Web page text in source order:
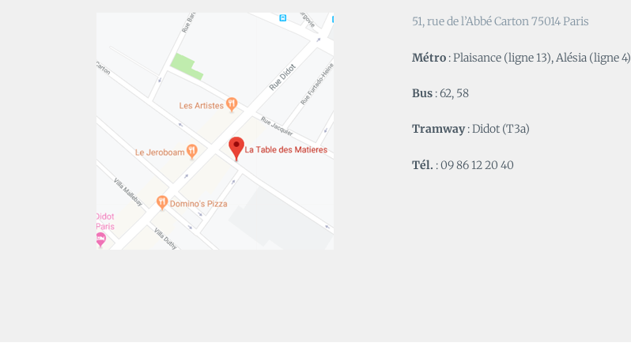
51, rue de l’Abbé Carton 75014 Paris
Métro : Plaisance (ligne 13), Alésia (ligne 4)
Bus : 62, 58
Tramway: Didot (T3a)
Tél. : 09 86 12 20 40